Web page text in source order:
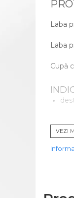
CIORAPI
INGRIJIRE LA
COMPRESE
CONSUMABILE
ACCESORII
ACCESORII
IGIENA SI
GIMNASTICA
Laba
Laba
Cupă
VEZI